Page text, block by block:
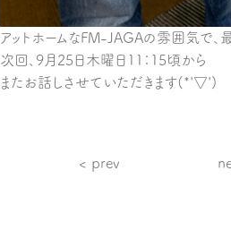
アットホームなFM-JAGAの雰囲気で、
次回、9月25日木曜日11：15頃から
またお話しさせていただきます(*'▽')
< prev